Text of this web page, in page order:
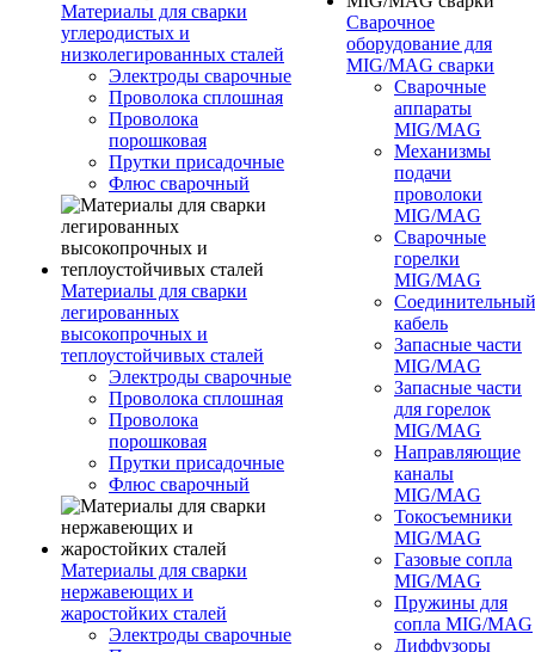
Материалы для сварки
углеродистых и
низколегированных сталей
Электроды сварочные
Проволока сплошная
Проволока
порошковая
Прутки присадочные
Флюс сварочный
Материалы для сварки
легированных
высокопрочных и
теплоустойчивых сталей
Электроды сварочные
Проволока сплошная
Проволока
порошковая
Прутки присадочные
Флюс сварочный
Материалы для сварки
нержавеющих и
жаростойких сталей
Электроды сварочные
Сварочное
оборудование для
MIG/MAG сварки
Сварочные
аппараты
MIG/MAG
Механизмы
подачи
проволоки
MIG/MAG
Сварочные
горелки
MIG/MAG
Соединительный
кабель
Запасные части
MIG/MAG
Запасные части
для горелок
MIG/MAG
Направляющие
каналы
MIG/MAG
Токосъемники
MIG/MAG
Газовые сопла
MIG/MAG
Пружины для
сопла MIG/MAG
Диффузоры